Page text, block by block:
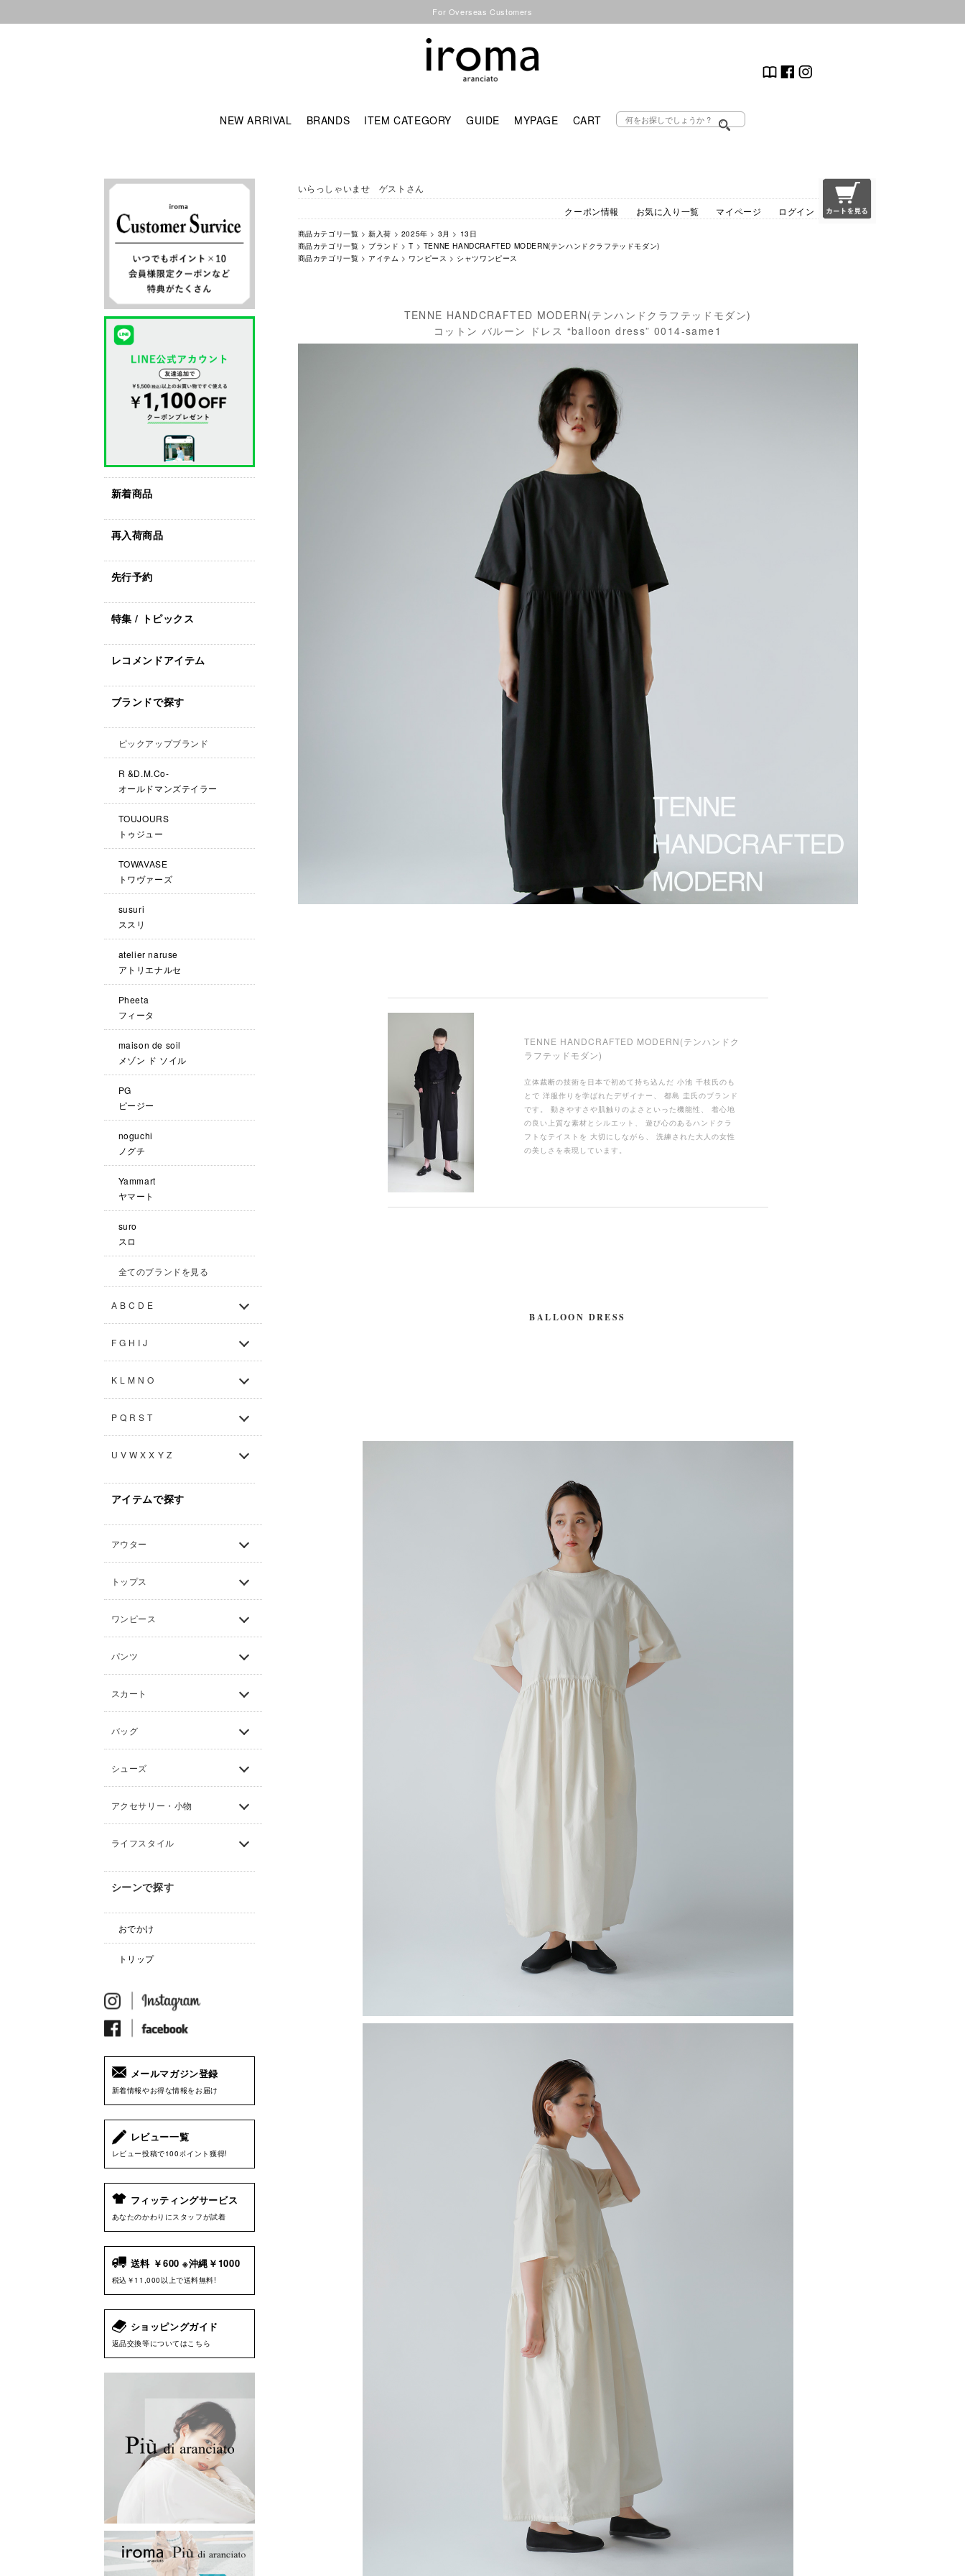
For Overseas Customers
NEW ARRIVAL BRANDS ITEM CATEGORY GUIDE MYPAGE CART
新着商品
再入荷商品
先行予約
特集 / トピックス
レコメンドアイテム
ブランドで探す
ピックアップブランド
R &D.M.Co-
オールドマンズテイラー
TOUJOURS
トゥジュー
TOWAVASE
トワヴァーズ
susuri
ススリ
atelier naruse
アトリエナルセ
Pheeta
フィータ
maison de soil
メゾン ド ソイル
PG
ピージー
noguchi
ノグチ
Yammart
ヤマート
suro
スロ
全てのブランドを見る
A B C D E
F G H I J
K L M N O
P Q R S T
U V W X X Y Z
アイテムで探す
アウター
トップス
ワンピース
パンツ
スカート
バッグ
シューズ
アクセサリー・小物
ライフスタイル
シーンで探す
おでかけ
トリップ
メールマガジン登録
新着情報やお得な情報をお届け
レビュー一覧
レビュー投稿で100ポイント獲得!
フィッティングサービス
あなたのかわりにスタッフが試着
送料 ￥600 ※沖縄￥1000
税込￥11,000以上で送料無料!
ショッピングガイド
返品交換等についてはこちら
いらっしゃいませ ゲストさん
クーポン情報
お気に入り一覧 マイページ ログイン
商品カテゴリ一覧 >新入荷 > 2025年 > 3月 > 13日
商品カテゴリ一覧 > ブランド >T > TENNE HANDCRAFTED MODERN(テンハンドクラフテッドモダン)
商品カテゴリ一覧 > アイテム > ワンピース > シャツワンピース
TENNE HANDCRAFTED MODERN(テンハンドクラフテッドモダン)
コットン バルーン ドレス “balloon dress” 0014-same1
TENNE HANDCRAFTED MODERN(テンハンドク
ラフテッドモダン)
立体裁断の技術を日本で初めて持ち込んだ 小池 千枝氏のも
とで 洋服作りを学ばれたデザイナー、 都島 圭氏のブランド
です。 動きやすさや肌触りのよさといった機能性、 着心地
の良い上質な素材とシルエット、 遊び心のあるハンドクラ
フトなテイストを 大切にしながら、 洗練された大人の女性
の美しさを表現しています。
BALLOON DRESS